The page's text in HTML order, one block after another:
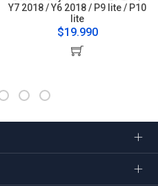
Y7 2018 / Y6 2018 / P9 lite / P10
lite
$19.990